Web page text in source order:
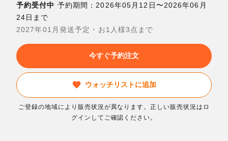
予約受付中 予約期間：2026年05月12日〜2026年06月
24日まで
2027年01月発送予定・お1人様3点まで
今すぐ予約注文
ウォッチリストに追加
ご登録の地域により販売状況が異なります。正しい販売状況はロ
グインしてご確認ください。